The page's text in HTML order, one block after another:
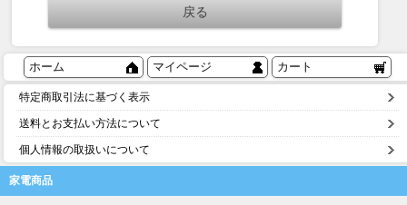
ホーム マイページ カート
特定商取引法に基づく表示
送料とお支払い方法について
個人情報の取扱いについて
家電商品